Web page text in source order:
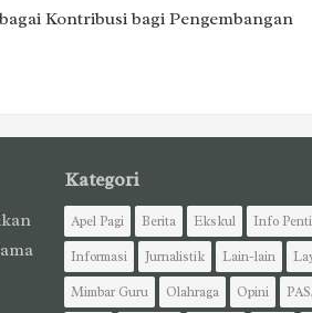
Kontribusi bagi Pengembangan
Kategori
Apel Pagi Berita Ekskul
Info
Informasi
Jurnalistik Lain-lain
Mimbar Guru
Olahraga Opini